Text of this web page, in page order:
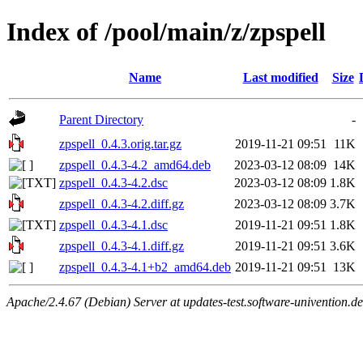
Index of /pool/main/z/zpspell
Name Last modified Size
Parent Directory
-
zpspell_0.4.3.orig.tar.gz
2019-11-21 09:51
11K
zpspell_0.4.3-4.2_amd64.deb
2023-03-12 08:09 14K
zpspell_0.4.3-4.2.dsc
2023-03-12 08:09 1.8K
zpspell_0.4.3-4.2.diff.gz
2023-03-12 08:09 3.7K
zpspell_0.4.3-4.1.dsc
2019-11-21 09:51 1.8K
zpspell_0.4.3-4.1.diff.gz
2019-11-21 09:51 3.6K
zpspell_0.4.3-4.1+b2_amd64.deb 2019-11-21 09:51 13K
Apache/2.4.67 (Debian) Server at updates-test.software-